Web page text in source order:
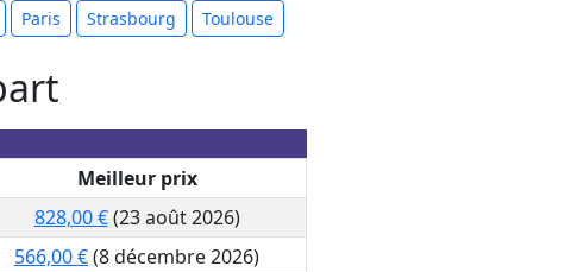
Paris Strasbourg Toulouse
Meilleur prix
828,00 €(23 août 2026)
566,00 €(8 décembre 2026)